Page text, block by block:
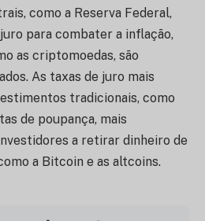
como a Reserva Federal,
para combater a inflação,
as criptomoedas, são
As taxas de juro mais
tradicionais, como
de poupança, mais
a retirar dinheiro de
a Bitcoin e as altcoins.